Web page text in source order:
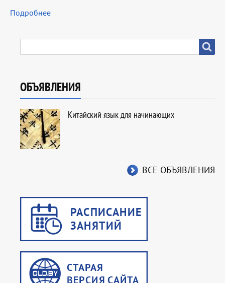
Подробнее
ОБЪЯВЛЕНИЯ
Китайский язык для начинающих
ВСЕ ОБЪЯВЛЕНИЯ